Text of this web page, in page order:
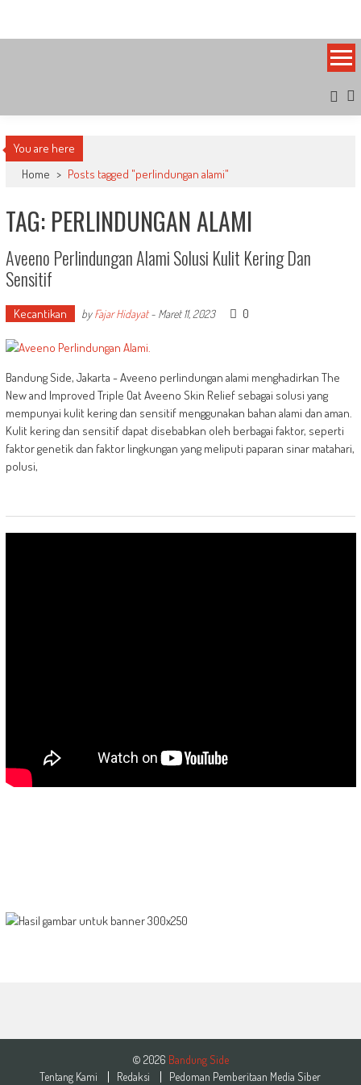
content
You are here
Home > Posts tagged "perlindungan alami"
TAG: PERLINDUNGAN ALAMI
Aveeno Perlindungan Alami Solusi Kulit Kering Dan
Sensitif
Kecantikan byFajar Hidayat- Maret 11, 2023 0
Bandung Side, Jakarta - Aveeno perlindungan alami menghadirkan The
New and Improved Triple Oat Aveeno Skin Relief sebagai solusi yang
mempunyai kulit kering dan sensitif menggunakan bahan alami dan aman.
Kulit kering dan sensitif dapat disebabkan oleh berbagai faktor, seperti
faktor genetik dan faktor lingkungan yang meliputi paparan sinar matahari,
polusi,
© 2026 Bandung Side
Tentang Kami
Redaksi Pedoman Pemberitaan Media Siber